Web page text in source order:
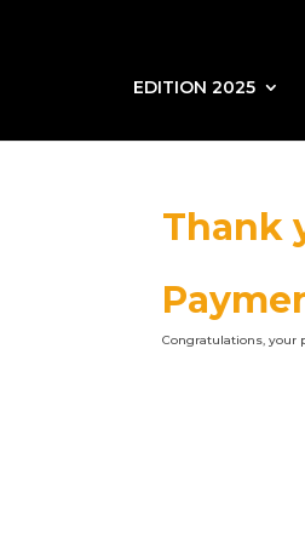
EDITION 2025
Thank
Congratulations, your